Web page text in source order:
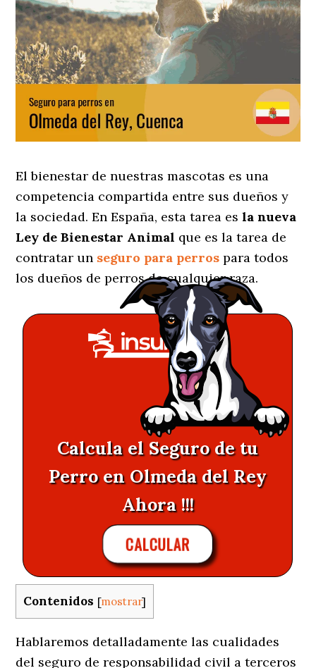
El bienestar de nuestras mascotas es una
competencia compartida entre sus dueños y
la sociedad. En España, esta tarea esla nueva
Ley de Bienestar Animal que es la tarea de
contratar un seguro para perros para todos
los dueños de perros de cualquier raza.
Calcula el Seguro de tu
Perro en Olmeda del Rey
Ahora !!!
CALCULAR
Contenidos [mostrar]
Hablaremos detalladamente las cualidades
del seguro de responsabilidad civil a terceros